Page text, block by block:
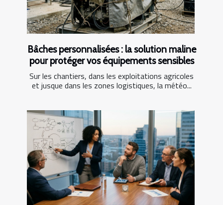
Bâches personnalisées : la solution maline
pour protéger vos équipements sensibles
Sur les chantiers, dans les exploitations agricoles
et jusque dans les zones logistiques, la météo...